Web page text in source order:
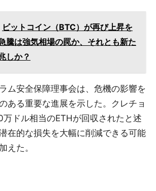
ビットコイン（BTC）が再び上昇を
騰は強気相場の罠か、それとも新た
しか？
ム安全保障理事会は、危機の影響を
ある重要な進展を示した。クレチョ
ドル相当のETHが回収されたと述
在的な損失を大幅に削減できる可能
えた。